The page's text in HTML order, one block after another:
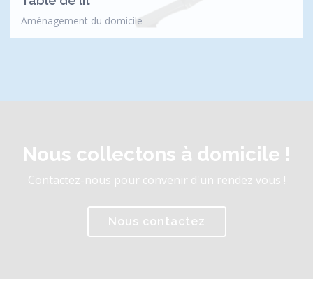
Aménagement du domicile
Nous collectons à domicile !
Contactez-nous pour convenir d'un rendez vous !
Nous contactez